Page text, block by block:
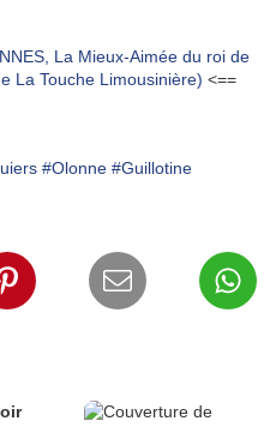
La Mieux-Aimée du roi de
La Touche Limousinière) <==
#Olonne #Guillotine